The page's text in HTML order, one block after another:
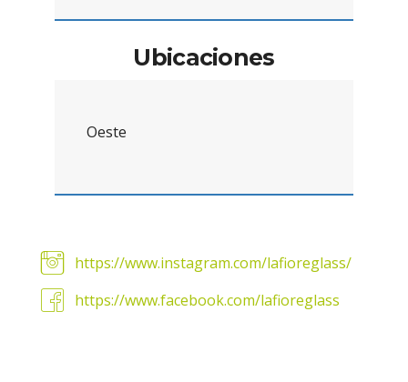
Ubicaciones
Oeste
:
https://www.instagram.com/lafioreglass/
https://www.facebook.com/lafioreglass